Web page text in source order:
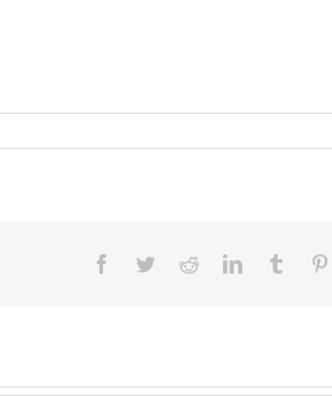
Facebook
TwitterRedditLinkedInTumblr